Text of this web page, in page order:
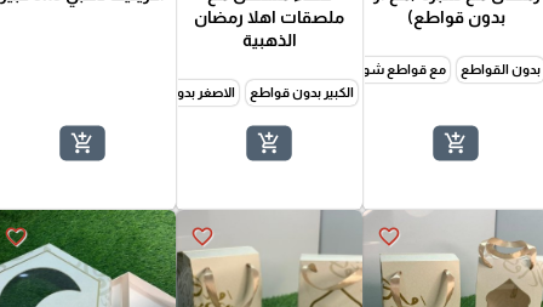
بدون قواطع)
بدون القواطع مع قواطع شوكولاتة طبقة
add_shopping_cart
ملصقات اهلا رمضان
الذهبية
الكبير بدون قواطع الاصغر بدون قواطع
add_shopping_cart
add_shopping_cart
favorite_border
favorite_border
favorite_border